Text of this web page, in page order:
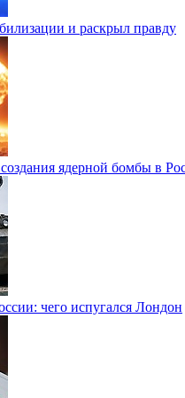
и раскрыл правду
ядерной бомбы в
чего испугался Лондон